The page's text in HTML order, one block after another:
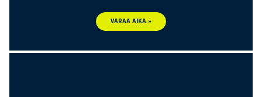
VARAA AIKA »